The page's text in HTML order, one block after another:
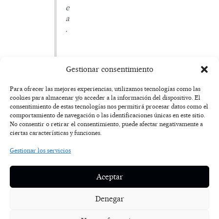
Gestionar consentimiento
Para ofrecer las mejores experiencias, utilizamos tecnologías como las
cookies para almacenar y/o acceder a la información del dispositivo. El
consentimiento de estas tecnologías nos permitirá procesar datos como el
comportamiento de navegación o las identificaciones únicas en este sitio.
No consentir o retirar el consentimiento, puede afectar negativamente a
ciertas características y funciones.
Gestionar los servicios
Aceptar
Denegar
e
a
.
F
a
c
e
f
I
n
s
t
X
-
t
w
Y
o
u
t
T
i
k
t
AVISO
POLÍTICA DE